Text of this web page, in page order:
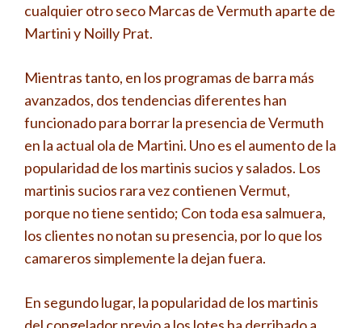
cualquier otro seco Marcas de Vermuth aparte de
Martini y Noilly Prat.
Mientras tanto, en los programas de barra más
avanzados, dos tendencias diferentes han
funcionado para borrar la presencia de Vermuth
en la actual ola de Martini. Uno es el aumento de la
popularidad de los martinis sucios y salados. Los
martinis sucios rara vez contienen Vermut,
porque no tiene sentido; Con toda esa salmuera,
los clientes no notan su presencia, por lo que los
camareros simplemente la dejan fuera.
En segundo lugar, la popularidad de los martinis